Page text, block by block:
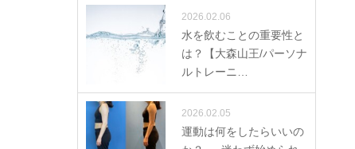
2026.02.06
水を飲むことの重要性と
は？【大森山王/パーソナ
ルトレーニ…
2026.02.05
運動は何をしたらいいの